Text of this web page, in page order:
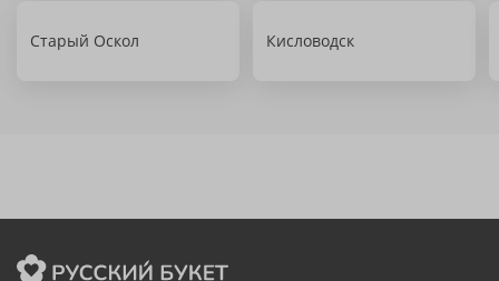
Старый Оскол Кисловодск